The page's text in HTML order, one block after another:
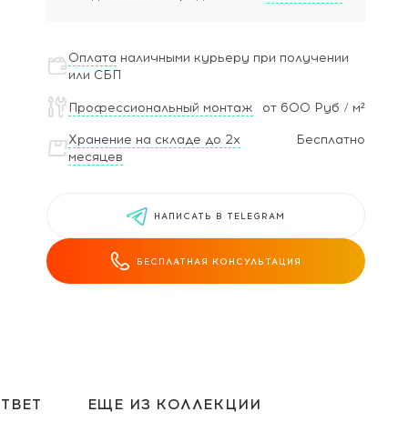
Оплата наличными курьеру при получении
или СБП
Профессиональный монтаж от 600 Руб / м²
Хранение на складе до 2х
месяцев
Бесплатно
НАПИСАТЬ В TELEGRAM
БЕСПЛАТНАЯ КОНСУЛЬТАЦИЯ
ЕЩЕ ИЗ КОЛЛЕКЦИИ